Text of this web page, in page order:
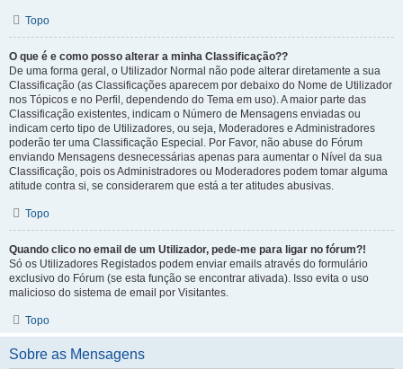
Topo
O que é e como posso alterar a minha Classificação??
De uma forma geral, o Utilizador Normal não pode alterar diretamente a sua
Classificação (as Classificações aparecem por debaixo do Nome de Utilizador
nos Tópicos e no Perfil, dependendo do Tema em uso). A maior parte das
Classificação existentes, indicam o Número de Mensagens enviadas ou
indicam certo tipo de Utilizadores, ou seja, Moderadores e Administradores
poderão ter uma Classificação Especial. Por Favor, não abuse do Fórum
enviando Mensagens desnecessárias apenas para aumentar o Nível da sua
Classificação, pois os Administradores ou Moderadores podem tomar alguma
atitude contra si, se considerarem que está a ter atitudes abusivas.
Topo
Quando clico no email de um Utilizador, pede-me para ligar no fórum?!
Só os Utilizadores Registados podem enviar emails através do formulário
exclusivo do Fórum (se esta função se encontrar ativada). Isso evita o uso
malicioso do sistema de email por Visitantes.
Topo
Sobre as Mensagens